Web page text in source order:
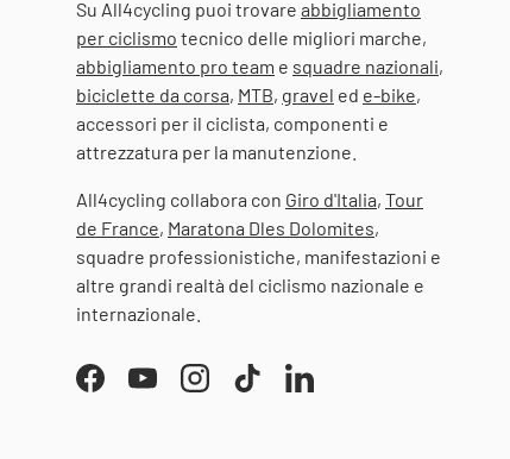
Su All4cycling puoi trovare abbigliamento
per ciclismo tecnico delle migliori marche,
abbigliamento pro team e squadre nazionali,
biciclette da corsa, MTB, gravel ed e-bike,
accessori per il ciclista, componenti e
attrezzatura per la manutenzione.
All4cycling collabora con Giro d'Italia, Tour
de France, Maratona Dles Dolomites,
squadre professionistiche, manifestazioni e
altre grandi realtà del ciclismo nazionale e
internazionale.
FacebookYouTubeInstagramTikTokLinkedIn